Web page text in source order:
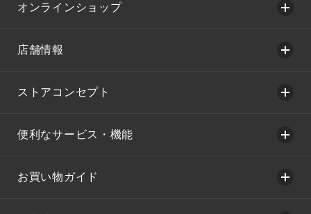
オンラインショップ
店舗情報
ストアコンセプト
便利なサービス・機能
お買い物ガイド